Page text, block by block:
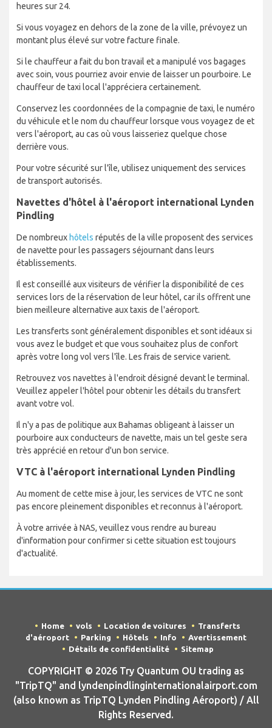
heures sur 24.
Si vous voyagez en dehors de la zone de la ville, prévoyez un
montant plus élevé sur votre facture finale.
Si le chauffeur a fait du bon travail et a manipulé vos bagages
avec soin, vous pourriez avoir envie de laisser un pourboire. Le
chauffeur de taxi local l'appréciera certainement.
Conservez les coordonnées de la compagnie de taxi, le numéro
du véhicule et le nom du chauffeur lorsque vous voyagez de et
vers l'aéroport, au cas où vous laisseriez quelque chose
derrière vous.
Pour votre sécurité sur l'île, utilisez uniquement des services
de transport autorisés.
Navettes d'hôtel à l'aéroport international Lynden
Pindling
De nombreux hôtels réputés de la ville proposent des services
de navette pour les passagers séjournant dans leurs
établissements.
Il est conseillé aux visiteurs de vérifier la disponibilité de ces
services lors de la réservation de leur hôtel, car ils offrent une
bien meilleure alternative aux taxis de l'aéroport.
Les transferts sont généralement disponibles et sont idéaux si
vous avez le budget et que vous souhaitez plus de confort
après votre long vol vers l'île. Les frais de service varient.
Retrouvez vos navettes à l'endroit désigné devant le terminal.
Veuillez appeler l'hôtel pour obtenir les détails du transfert
avant votre vol.
Il n'y a pas de politique aux Bahamas obligeant à laisser un
pourboire aux conducteurs de navette, mais un tel geste sera
très apprécié en retour d'un bon service.
VTC à l'aéroport international Lynden Pindling
Au moment de cette mise à jour, les services de VTC ne sont
pas encore pleinement disponibles et reconnus à l'aéroport.
À votre arrivée à NAS, veuillez vous rendre au bureau
d'information pour confirmer si cette situation est toujours
d'actualité.
Home vols Location de voitures
Transferts
d'aéroport
Parking Hôtels Info
Avertissement
Détails de confidentialité
Sitemap
COPYRIGHT © 2026 Try Quantum OU trading as
"TripTQ" and lyndenpindlinginternationalairport.com
(also known as TripTQ Lynden Pindling Aéroport) / All
Rights Reserved.